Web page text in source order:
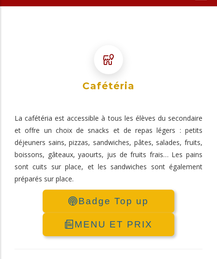
Cafétéria
La cafétéria est accessible à tous les élèves du secondaire
et offre un choix de snacks et de repas légers : petits
déjeuners sains, pizzas, sandwiches, pâtes, salades, fruits,
boissons, gâteaux, yaourts, jus de fruits frais… Les pains
sont cuits sur place, et les sandwiches sont également
préparés sur place.
Badge Top up
MENU ET PRIX